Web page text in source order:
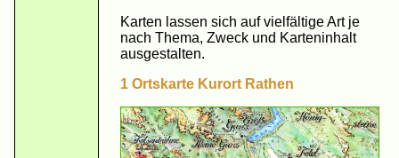
Karten lassen sich auf vielfältige Art je
nach Thema, Zweck und Karteninhalt
ausgestalten.
1 Ortskarte Kurort Rathen